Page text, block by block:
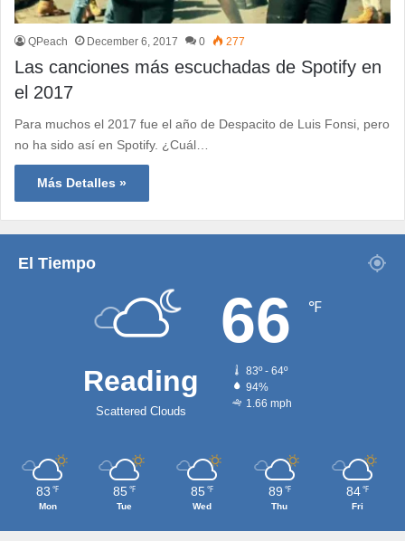
QPeach December 6, 2017 0 277
Las canciones más escuchadas de Spotify en
el 2017
Para muchos el 2017 fue el año de Despacito de Luis Fonsi, pero
no ha sido así en Spotify. ¿Cuál…
Más Detalles »
El Tiempo
Reading
Scattered Clouds
66 ℉
83º - 64º
94%
1.66 mph
83 ℉
Mon
85 ℉
Tue
85 ℉
Wed
89 ℉
Thu
84 ℉
Fri